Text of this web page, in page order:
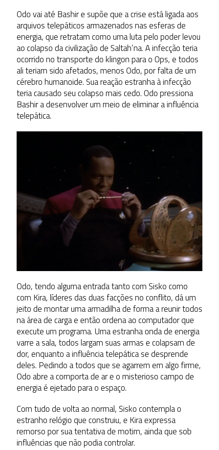
Odo vai até Bashir e supõe que a crise está ligada aos
arquivos telepáticos armazenados nas esferas de
energia, que retratam como uma luta pelo poder levou
ao colapso da civilização de Saltah’na. A infecção teria
ocorrido no transporte do klingon para o Ops, e todos
ali teriam sido afetados, menos Odo, por falta de um
cérebro humanoide. Sua reação estranha à infecção
teria causado seu colapso mais cedo. Odo pressiona
Bashir a desenvolver um meio de eliminar a influência
telepática.
Odo, tendo alguma entrada tanto com Sisko como
com Kira, líderes das duas facções no conflito, dá um
jeito de montar uma armadilha de forma a reunir todos
na área de carga e então ordena ao computador que
execute um programa. Uma estranha onda de energia
varre a sala, todos largam suas armas e colapsam de
dor, enquanto a influência telepática se desprende
deles. Pedindo a todos que se agarrem em algo firme,
Odo abre a comporta de ar e o misterioso campo de
energia é ejetado para o espaço.
Com tudo de volta ao normal, Sisko contempla o
estranho relógio que construiu, e Kira expressa
remorso por sua tentativa de motim, ainda que sob
influências que não podia controlar.